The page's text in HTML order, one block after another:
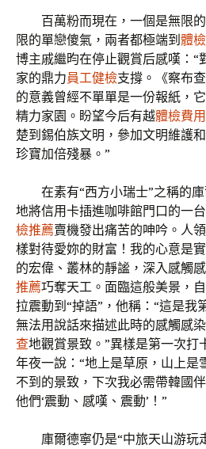
百萬粉而現在，一個是無限
限的單戀傻氣，兩者都極端到 體
博主戚繼昀在停止觀賞后感嘆：“
家的鼎力員工健檢支撐。《察布
的意義曾經不單單是一份報紙，
精力家園。盼望今后有越體檢費用
楚到錫伯族文明，參加文明維護
珍寶加倍殘暴。”
在素有“西方小瑞士”之稱的
地將信用卡插進咖啡館門口的一
檢推薦賣機發出痛苦的呻吟。人
樣對待愛妳的財富！我的心意是
的宏偉、叢林的靜謐，深入感觸
推薦巧奪天工。面臨這般美景，
拉震動到“掉語”，他稱：“這是我
無法用說話來描述此時的感觸感
查地觀賞景致。”異樣是第一次打
年夜一說：“地上是草原，山上是
不到的景致，下次我必需帶韓國
他們‘震動、感嘆、震動’！”
庫爾德寧仍是“中旅天山游玩